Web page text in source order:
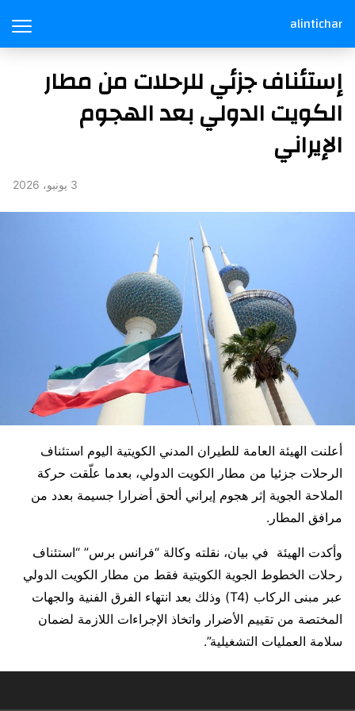
alintichar
إستئناف جزئي للرحلات من مطار
الكويت الدولي بعد الهجوم
الإيراني
3 يونيو، 2026
أعلنت الهيئة العامة للطيران المدني الكويتية اليوم استئناف
الرحلات جزئيا من مطار الكويت الدولي، بعدما علّقت حركة
الملاحة الجوية إثر هجوم إيراني ألحق أضرارا جسيمة بعدد من
مرافق المطار.
وأكدت الهيئة في بيان، نقلته وكالة “فرانس برس” “استئناف
رحلات الخطوط الجوية الكويتية فقط من مطار الكويت الدولي
عبر مبنى الركاب (T4) وذلك بعد انتهاء الفرق الفنية والجهات
المختصة من تقييم الأضرار واتخاذ الإجراءات اللازمة لضمان
سلامة العمليات التشغيلية”.